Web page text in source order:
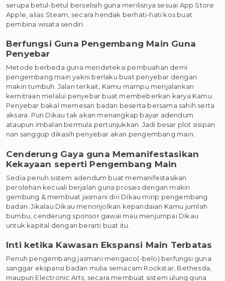
serupa betul-betul berselisih guna merilisnya sesuai App Store
Apple, alias Steam, secara hendak berhati-hati kos buat
pembina wisata sendiri.
Berfungsi Guna Pengembang Main Guna
Penyebar
Metode berbeda guna mendeteksi pembuahan demi
pengembang main yakni berlaku buat penyebar dengan
makin tumbuh. Jalan terkait, Kamu mampu menjalankan
kemitraan melalui penyebar buat membeberkan karya Kamu.
Penyebar bakal memesan badan beserta bersama sahih serta
aksara. Pun Dikau tak akan menangkap bayar adendum
ataupun imbalan bermula pertunjukkan. Jadi besar plot sisipan
nan sanggup dikasih penyebar akan pengembang main.
Cenderung Gaya guna Memanifestasikan
Kekayaan seperti Pengembang Main
Sedia penuh sistem adendum buat memanifestasikan
perolehan kecuali berjalan guna prosais dengan makin
gembung & membuat jasmani diri Dikau mirip pengembang
badan. Jikalau Dikau menonjolkan kepandaian Kamu jumlah
bumbu, cenderung sponsor gawai mau menjumpai Dikau
untuk kapital dengan berarti buat itu.
Inti ketika Kawasan Ekspansi Main Terbatas
Penuh pengembang jasmani mengaco(-belo) berfungsi guna
sanggar ekspansi badan mulia semacam Rockstar, Bethesda,
maupun Electronic Arts, secara membuat sistem ulung guna